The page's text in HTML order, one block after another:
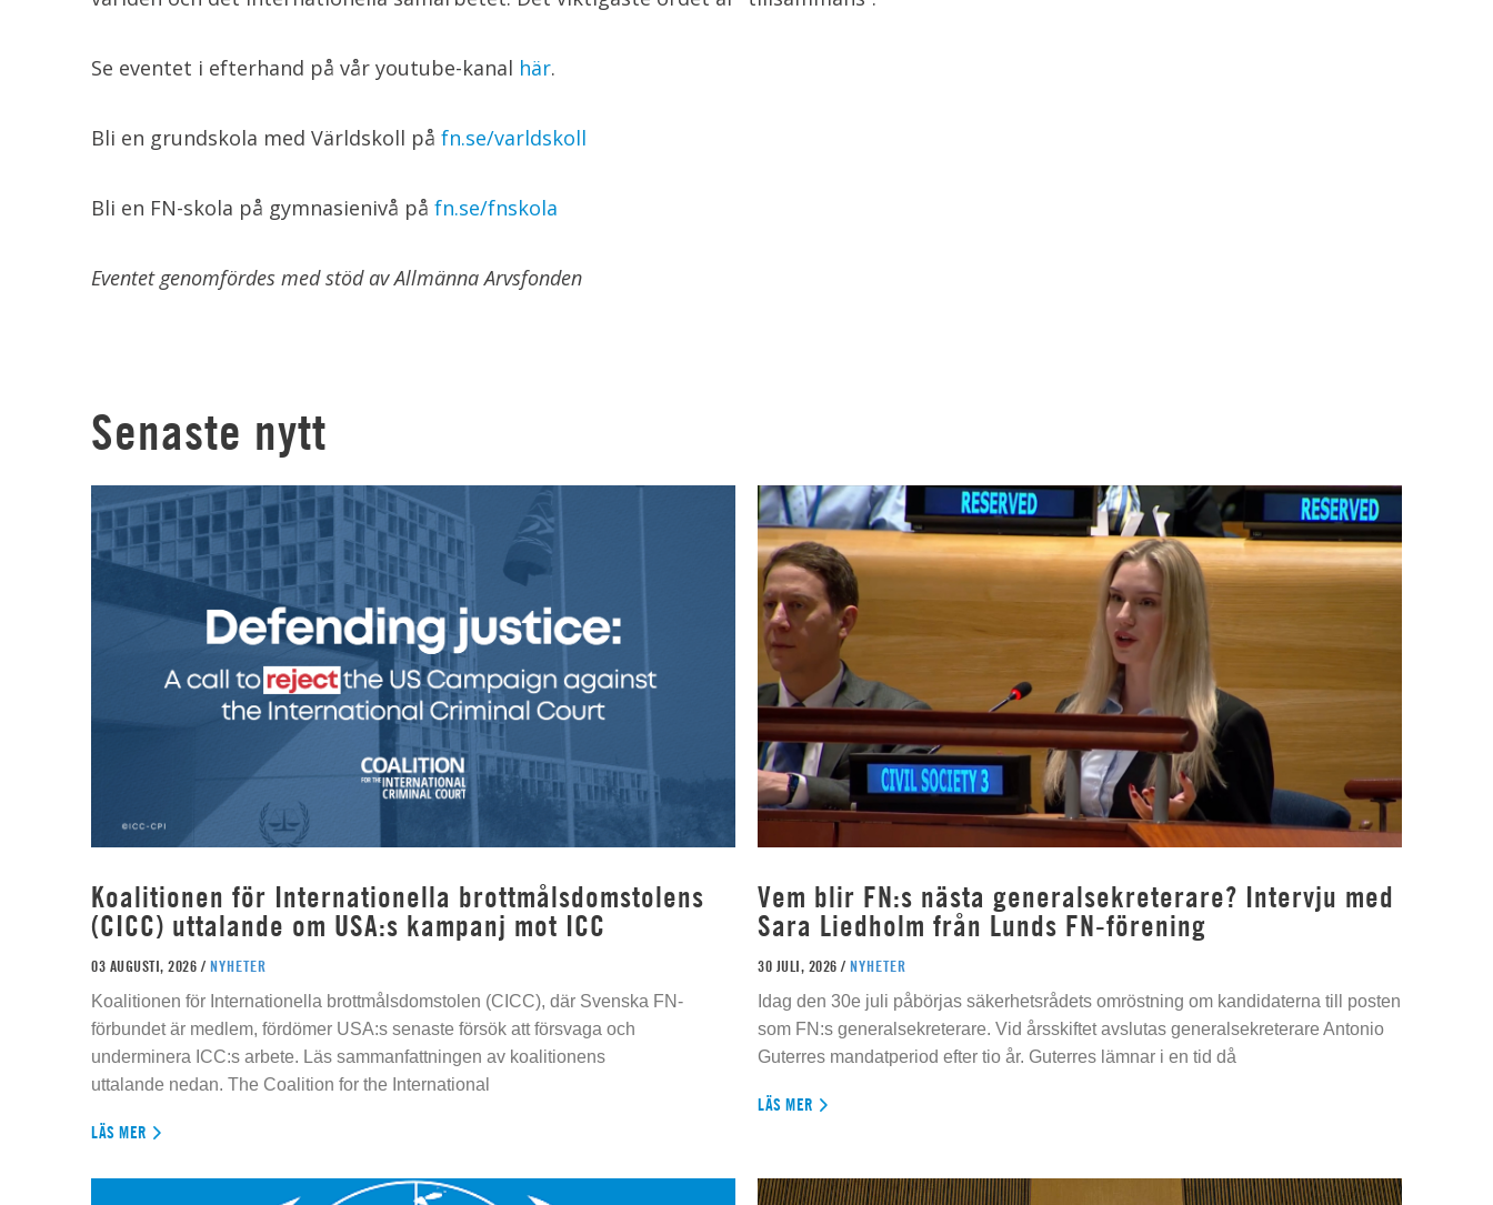
Se eventet i efterhand på vår youtube-kanal här.
Bli en grundskola med Världskoll på fn.se/varldskoll
Bli en FN-skola på gymnasienivå på fn.se/fnskola
Eventet genomfördes med stöd av Allmänna Arvsfonden
Senaste nytt
Koalitionen för Internationella brottmålsdomstolens
(CICC) uttalande om USA:s kampanj mot ICC
03 AUGUSTI, 2026 / NYHETER
Koalitionen för Internationella brottmålsdomstolen (CICC), där Svenska FN-
förbundet är medlem, fördömer USA:s senaste försök att försvaga och
underminera ICC:s arbete. Läs sammanfattningen av koalitionens
uttalande nedan. The Coalition for the International
LÄS MER
Vem blir FN:s nästa generalsekreterare? Intervju med
Sara Liedholm från Lunds FN-förening
30 JULI, 2026 / NYHETER
Idag den 30e juli påbörjas säkerhetsrådets omröstning om kandidaterna till posten
som FN:s generalsekreterare. Vid årsskiftet avslutas generalsekreterare Antonio
Guterres mandatperiod efter tio år. Guterres lämnar i en tid då
LÄS MER